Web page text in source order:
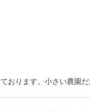
おります。小さい農園